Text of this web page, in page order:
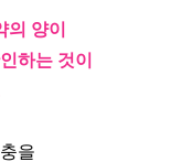
양이
하는 것이
을